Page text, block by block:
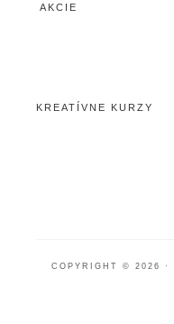
AKCIE
KREATÍVNE KURZY
COPYRIGHT © 2026 ·